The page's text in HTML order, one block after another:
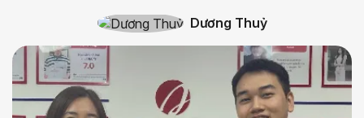
Dương Thuỷ